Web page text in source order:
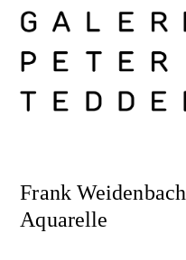
Zum
Inhalt
springen
Tedden
Frank Weidenbach
Aquarelle